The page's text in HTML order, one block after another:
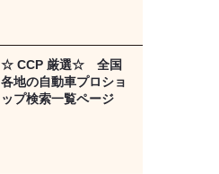
☆ CCP 厳選☆ 全国
各地の自動車プロショ
ップ検索一覧ページ